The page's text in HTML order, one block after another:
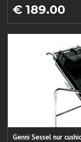
€ 189.00
Genni Sessel nur